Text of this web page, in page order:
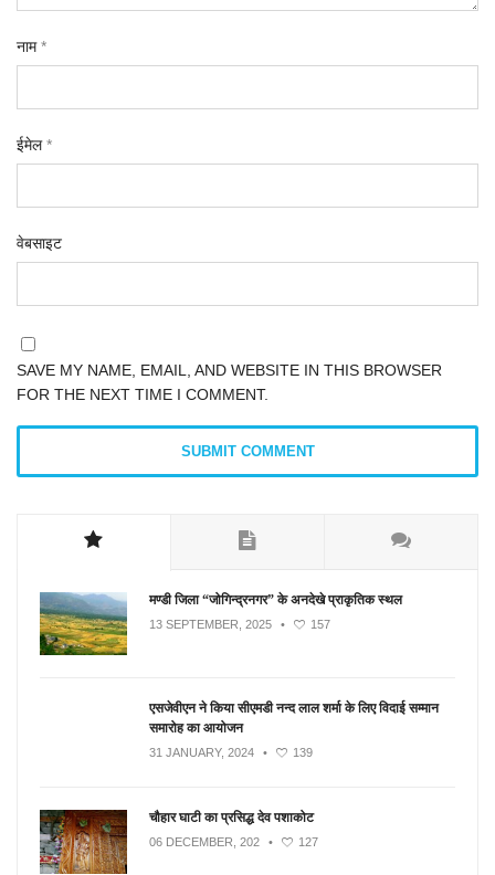
नाम*
ईमेल*
वेबसाइट
SAVE MY NAME, EMAIL, AND WEBSITE IN THIS BROWSER
FOR THE NEXT TIME I COMMENT.
मण्डी जिला “जोगिन्द्रनगर” के अनदेखे प्राकृतिक स्थल
13 SEPTEMBER, 2025 • 157
एसजेवीएन ने किया सीएमडी नन्‍द लाल शर्मा के लिए विदाई सम्मान
समारोह का आयोजन
31 JANUARY, 2024 • 139
चौहार घाटी का प्रसिद्ध देव पशाकोट
06 DECEMBER, 202 • 127